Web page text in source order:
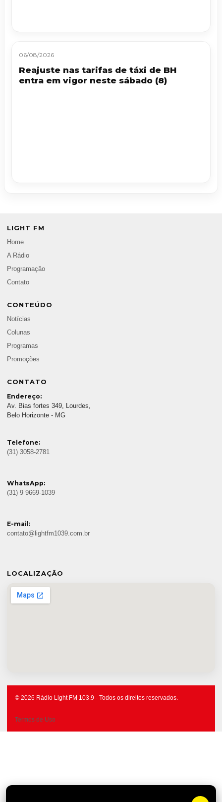
06/08/2026
Reajuste nas tarifas de táxi de BH
entra em vigor neste sábado (8)
LIGHT FM
Home
A Rádio
Programação
Contato
CONTEÚDO
Notícias
Colunas
Programas
Promoções
CONTATO
Endereço:
Av. Bias fortes 349, Lourdes,
Belo Horizonte - MG
Telefone:
(31) 3058-2781
WhatsApp:
(31) 9 9669-1039
E-mail:
contato@lightfm1039.com.br
LOCALIZAÇÃO
© 2026 Rádio Light FM 103.9 - Todos os direitos reservados.
Termos de Uso